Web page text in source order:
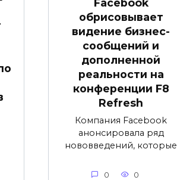
Facebook
обрисовывает
видение бизнес-
сообщений и
дополненной
реальности на
конференции F8
Refresh
Компания Facebook
анонсировала ряд
нововведений, которые
0 0